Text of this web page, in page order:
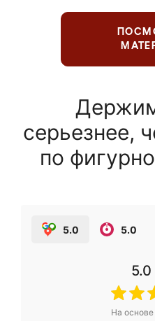
серьезнее,
по
5.0 5.0
5.0
На основе